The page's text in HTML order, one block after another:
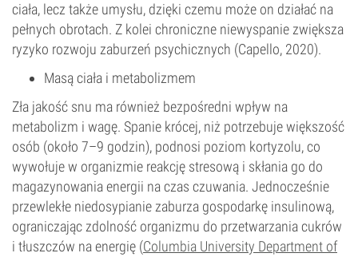
ciała, lecz także umysłu, dzięki czemu może on działać na
pełnych obrotach. Z kolei chroniczne niewyspanie zwiększa
ryzyko rozwoju zaburzeń psychicznych (Capello, 2020).
Masą ciała i metabolizmem
Zła jakość snu ma również bezpośredni wpływ na
metabolizm i wagę. Spanie krócej, niż potrzebuje większość
osób (około 7–9 godzin), podnosi poziom kortyzolu, co
wywołuje w organizmie reakcję stresową i skłania go do
magazynowania energii na czas czuwania. Jednocześnie
przewlekłe niedosypianie zaburza gospodarkę insulinową,
ograniczając zdolność organizmu do przetwarzania cukrów
i tłuszczów na energię (Columbia University Department of